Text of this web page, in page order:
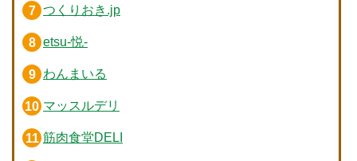
つくりおき.jp
etsu-悦-
わんまいる
マッスルデリ
筋肉食堂DELI